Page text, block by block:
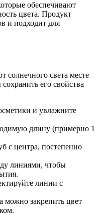
обеспечивают
цвета. Продукт
и подходит для
солнечного света месте
его свойства
и увлажните
длину (примерно 1
с центра, постепенно
линиями, чтобы
линии с
можно закрепить цвет